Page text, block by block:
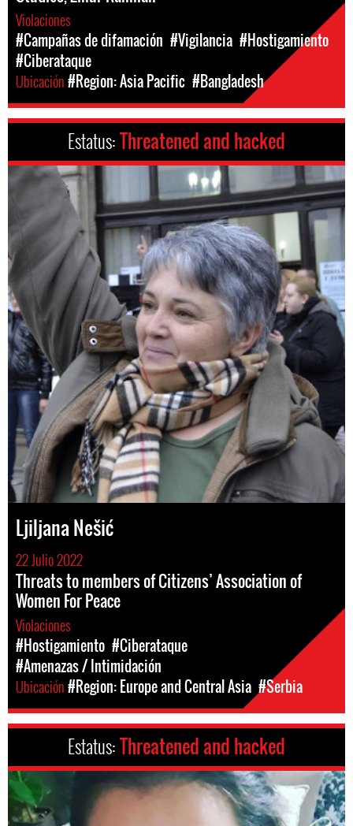
Violaciones
#Campañas de difamación #Vigilancia #Hostigamiento
#Ciberataque
Ubicación#Region: Asia Pacific #Bangladesh
Estatus:Threatened and hacked
Ljiljana Nešić
22 Julio 2022
Threats to members of Citizens’ Association of
Women For Peace
Violaciones
#Hostigamiento #Ciberataque
#Amenazas / Intimidación
Ubicación#Region: Europe and Central Asia #Serbia
Estatus:Threatened and hacked